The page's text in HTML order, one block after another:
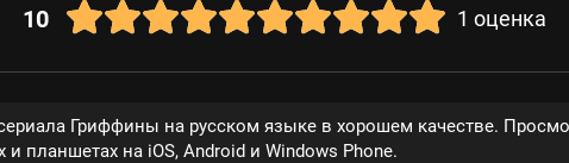
10 1 оценка
Гриффины на русском языке в хорошем качестве.
и планшетах на iOS, Android и Windows Phone.